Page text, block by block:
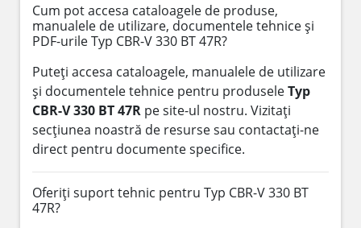
Cum pot accesa cataloagele de produse,
manualele de utilizare, documentele tehnice și
PDF-urile Typ CBR-V 330 BT 47R?
Puteți accesa cataloagele, manualele de utilizare
și documentele tehnice pentru produseleTyp
CBR-V 330 BT 47R pe site-ul nostru. Vizitați
secțiunea noastră de resurse sau contactați-ne
direct pentru documente specifice.
Oferiți suport tehnic pentru Typ CBR-V 330 BT
47R?